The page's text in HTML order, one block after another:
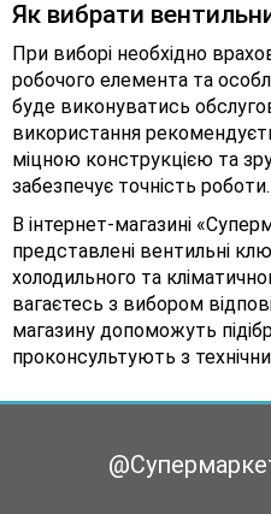
Як вибрати
При виборі необхідно
робочого елемента та
буде виконуватись
використання
міцною конструкцією та
забезпечує точність роботи.
В інтернет-магазині
представлені вентильні
холодильного та
вагаєтесь з вибором
магазину допоможуть
проконсультують з